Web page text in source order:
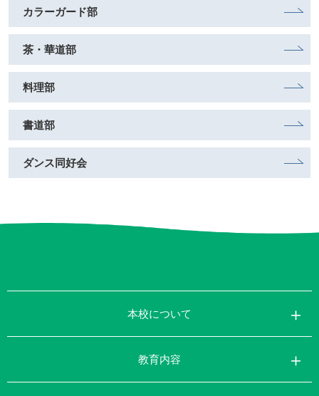
カラーガード部
茶・華道部
料理部
書道部
ダンス同好会
本校について
教育内容